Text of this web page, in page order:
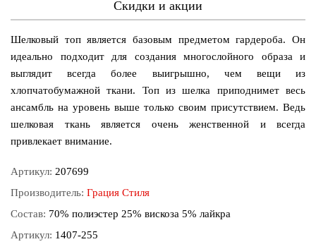
Скидки и акции
Шелковый топ является базовым предметом гардероба. Он
идеально подходит для создания многослойного образа и
выглядит всегда более выигрышно, чем вещи из
хлопчатобумажной ткани. Топ из шелка приподнимет весь
ансамбль на уровень выше только своим присутствием. Ведь
шелковая ткань является очень женственной и всегда
привлекает внимание.
Артикул: 207699
Производитель: Грация Стиля
Состав: 70% полиэстер 25% вискоза 5% лайкра
Артикул: 1407-255